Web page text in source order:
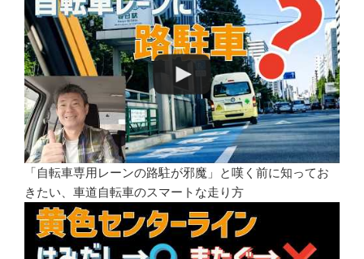
「自転車専用レーンの路駐が邪魔」と嘆く前に知ってお
きたい、車道自転車のスマートな走り方